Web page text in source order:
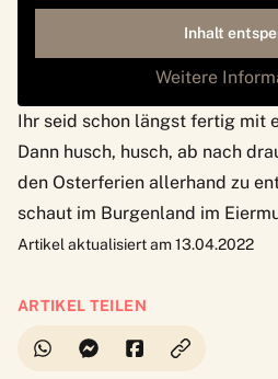
Inhalt
Weitere
Ihr seid schon längst fertig mit
Dann husch, husch, ab nach
den Osterferien allerhand zu
schaut im Burgenland im
Artikel aktualisiert am 13.04.2022
ARTIKEL TEILEN